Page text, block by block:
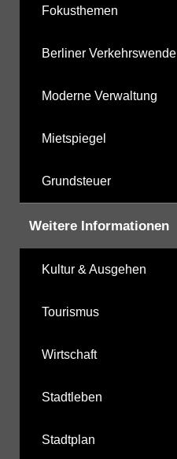
Fokusthemen
Berliner Verkehrswende
Moderne Verwaltung
Mietspiegel
Grundsteuer
Weitere Informationen
Kultur & Ausgehen
Tourismus
Wirtschaft
Stadtleben
Stadtplan